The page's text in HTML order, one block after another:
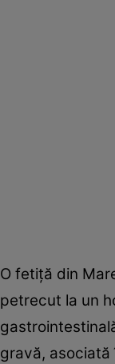
O fetiță din
petrecut la un
gravă, asociată